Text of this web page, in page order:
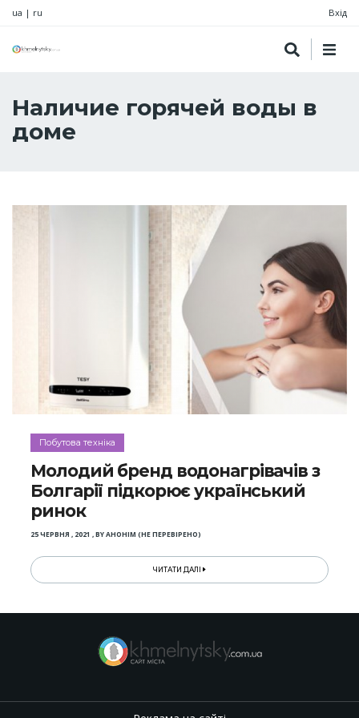
ua | ru Вхід
Наличие горячей воды в
доме
Побутова техніка
Молодий бренд водонагрівачів з
Болгарії підкорює український
ринок
25 ЧЕРВНЯ , 2021 ,BYАНОНІМ (НЕ ПЕРЕВІРЕНО)
ЧИТАТИ ДАЛІ